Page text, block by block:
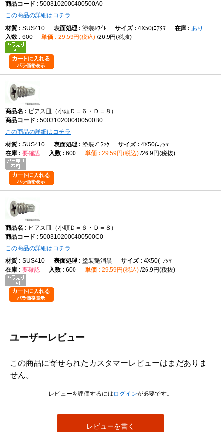
5003102000400500A0
この商品の詳細はコチラ
SUS410
塗装ﾎﾜｲﾄ 4X50(ｺｱﾀﾏ
あり
600
29.59円(税込) 26.9円(税抜)
ピアス皿（小頭Ｄ＝６・Ｄ＝８）
5003102000400500B0
この商品の詳細はコチラ
SUS410
塗装ﾌﾞﾗｯｸ
4X50(ｺｱﾀﾏ
要確認
600 29.59円(税込) 26.9円(税抜)
ピアス皿（小頭Ｄ＝６・Ｄ＝８）
5003102000400500C0
この商品の詳細はコチラ
SUS410
塗装艶消黒
4X50(ｺｱﾀﾏ
要確認
600 29.59円(税込) 26.9円(税抜)
ユーザーレビュー
この商品に寄せられたカスタマーレビューはまだありま
せん。
レビューを評価するには ログインが必要です。
レビューを書く